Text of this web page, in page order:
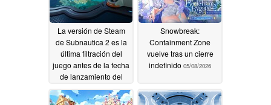
La versión de Steam
de Subnautica 2 es la
última filtración del
juego antes de la fecha
de lanzamiento del
acceso anticipado
05/12/2026
Snowbreak:
Containment Zone
vuelve tras un cierre
indefinido 05/08/2026